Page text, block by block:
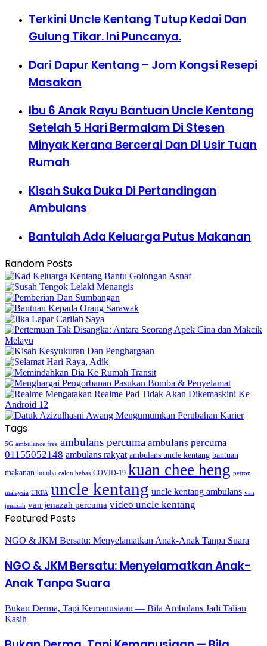
Terkini Uncle Kentang Tutup Kedai Dan
Gulung Tikar. Ini Puncanya.
Dari Dapur Kentang – Jom Kongsi Resepi
Masakan
Ibu 6 Anak Rayu Bantuan Uncle Kentang
Setelah 5 Hari Bermalam Di Stesen
Minyak Kerana Bercerai Dan Di Usir Tuan
Rumah
Kisah Suka Duka Di Pertandingan
Ambulans
Bantulah Ada Keluarga Putus Makanan
Random Posts
Tags
5G ambulance free ambulans percuma ambulans percuma
01155052148 ambulans rakyat ambulans uncle kentang bantuan
makanan bomba calon bebas COVID-19 kuan chee heng petron
malaysia UKFA uncle kentang uncle kentang ambulans van
jenazah van jenazah percuma video uncle kentang
Featured Posts
NGO & JKM Bersatu: Menyelamatkan Anak-Anak Tanpa Suara
NGO & JKM Bersatu: Menyelamatkan Anak-
Anak Tanpa Suara
Bukan Derma, Tapi Kemanusiaan — Bila Ambulans Jadi Talian
Kasih